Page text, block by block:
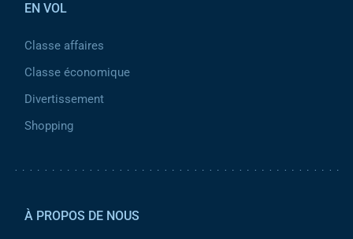
EN VOL
Classe affaires
Classe économique
Divertissement
Shopping
À PROPOS DE NOUS